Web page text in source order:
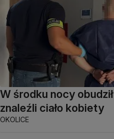
W środku nocy
znaleźli ciało kobiety
OKOLICE